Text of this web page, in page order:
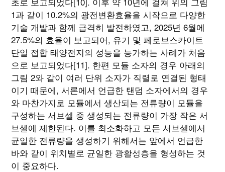
1과 같이 10.2%의 광전변환효율을 시작으로 다양한
기술 개발과 함께 급격히 발전하였고, 2025년 6월에
27.5%의 효율이 보고되어, 유기 및 페로브스카이트
단일 접합 태양전지의 성능을 능가하는 사례가 처음
으로 보고되었다[11]. 한편 모듈 소자의 경우 아래의
그림 2와 같이 여러 단위 소자가 직렬로 연결된 형태
이기 때문에, 서론에서 언급한 탠덤 소자에서의 경우
와 마찬가지로 모듈에서 생산되는 전류량이 모듈을
구성하는 서브셀 중 생성되는 전류량이 가장 작은 서
브셀에 제한된다. 이를 최소화하고 모든 서브셀에서
균일한 전류량을 생성하기 위해서는 앞에서 언급한
바와 같이 위치별로 균일한 광활성층을 형성하는 것
이 중요하다.